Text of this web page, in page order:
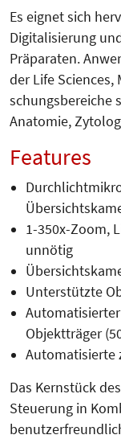
Es eignet sich
Digitalisierung
Präparaten.
der Life
schungs­bereiche
Anatomie,
Features
1-350x-Zoom,
unnötig
Unterstützte
Objektträger
Automatisierte
Das Kernstück
Steuerung in